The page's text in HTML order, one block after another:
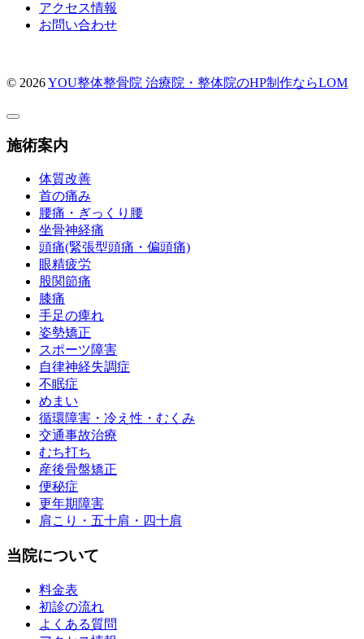
アクセス情報
お問い合わせ
© 2026YOU整体整骨院 治療院・整体院のHP制作ならLOM
施術案内
体質改善
首の痛み
腰痛・ぎっくり腰
坐骨神経痛
頭痛(緊張型頭痛・偏頭痛)
眼精疲労
股関節痛
膝痛
手足の痺れ
姿勢矯正
スポーツ障害
自律神経失調症
不眠症
めまい
循環障害・冷え性・むくみ
交通事故治療
むち打ち
産後骨盤矯正
便秘症
更年期障害
肩こり・五十肩・四十肩
当院について
料金表
初診の流れ
よくある質問